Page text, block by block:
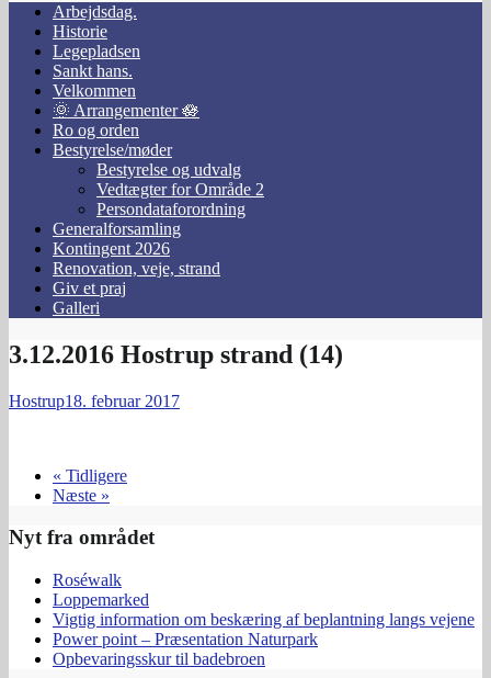
Arbejdsdag.
Historie
Legepladsen
Sankt hans.
Velkommen
🌞 Arrangementer 🪷
Ro og orden
Bestyrelse/møder
Bestyrelse og udvalg
Vedtægter for Område 2
Persondataforordning
Generalforsamling
Kontingent 2026
Renovation, veje, strand
Giv et praj
Galleri
3.12.2016 Hostrup strand (14)
Hostrup18. februar 2017
« Tidligere
Næste »
Nyt fra området
Roséwalk
Loppemarked
Vigtig information om beskæring af beplantning langs vejene
Power point – Præsentation Naturpark
Opbevaringsskur til badebroen